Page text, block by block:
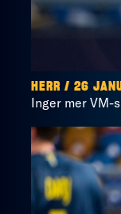
HERR / 26
Inger mer VM-